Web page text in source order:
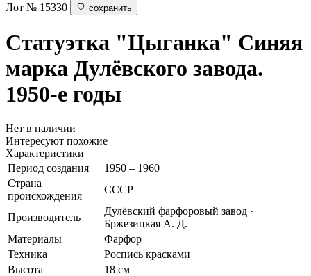
Лот № 15330
сохранить
Статуэтка "Цыганка" Синяя
марка Дулёвского завода.
1950-е годы
Нет в наличии
Интересуют похожие
Характеристики
Период создания
1950 – 1960
Страна
происхождения
СССР
Производитель
Дулёвский фарфоровый завод ·
Бржезицкая А. Д.
Материалы
Фарфор
Техника
Роспись красками
Высота
18 см